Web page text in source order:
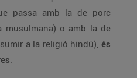
passa amb la de porc
musulmana) o amb la de
a la religió hindú), és
.